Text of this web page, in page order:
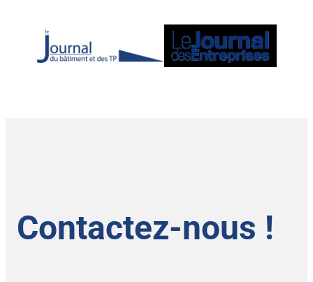
Contactez-nous !